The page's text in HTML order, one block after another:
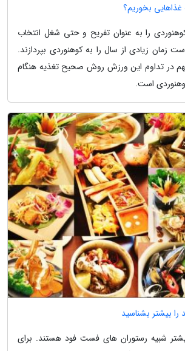
بخوریم؟
کوهنوردی را به عنوان تفریح و حتی شغل انتخاب
زمان زیادی از سال را به کوهنوردی بپردازند.
در تداوم این ورزش روش صحیح تغذیه هنگام
است.
را بیشتر بشناسید
شبیه رستوران های فست فود هستند. برای